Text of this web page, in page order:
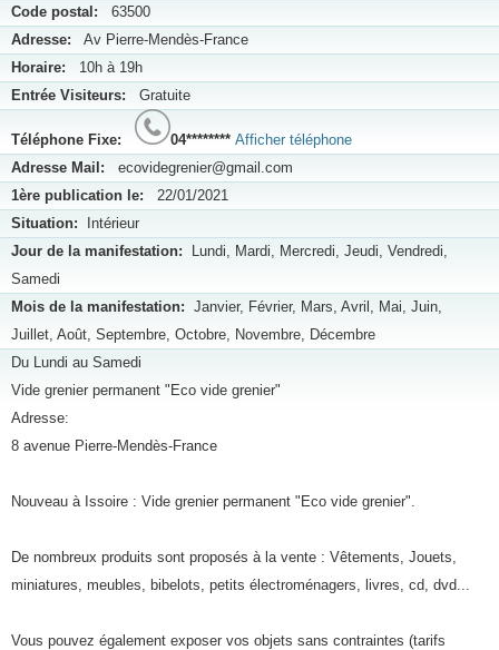
Code postal: 63500
Adresse: Av Pierre-Mendès-France
Horaire: 10h à 19h
Entrée Visiteurs: Gratuite
Téléphone Fixe: 04******** Afficher téléphone
Adresse Mail: ecovidegrenier@gmail.com
1ère publication le: 22/01/2021
Situation: Intérieur
Jour de la manifestation: Lundi, Mardi, Mercredi, Jeudi, Vendredi,
Samedi
Mois de la manifestation: Janvier, Février, Mars, Avril, Mai, Juin,
Juillet, Août, Septembre, Octobre, Novembre, Décembre
Du Lundi au Samedi
Vide grenier permanent "Eco vide grenier"
Adresse:
8 avenue Pierre-Mendès-France
Nouveau à Issoire : Vide grenier permanent "Eco vide grenier".
De nombreux produits sont proposés à la vente : Vêtements, Jouets,
miniatures, meubles, bibelots, petits électroménagers, livres, cd, dvd...
Vous pouvez également exposer vos objets sans contraintes (tarifs